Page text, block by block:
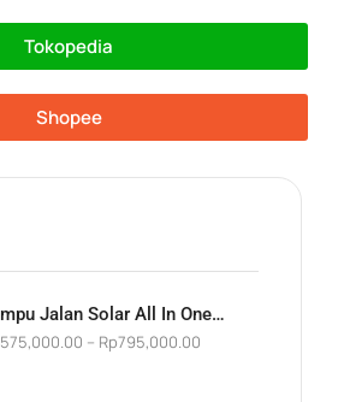
Tokopedia
Shopee
Lampu Jalan Solar All In One Murah 400W 500W 600W Street Light PJU Tenaga Surya Tenaga Matahari Panel Gabung Tahan Air Waterproof Outdoor Garansi Awet Hemat Listrik Sensor Gerak IP67
575,000.00 – Rp795,000.00